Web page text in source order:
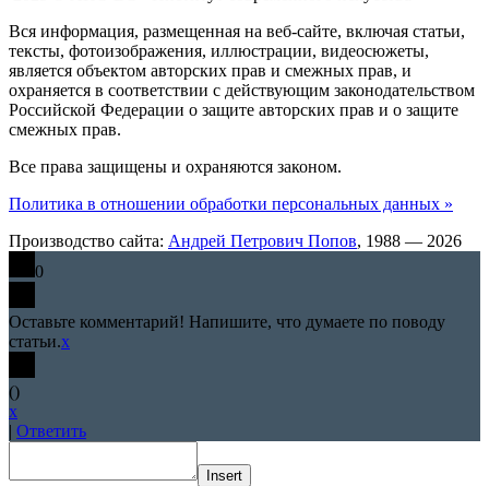
Вся информация, размещенная на веб-сайте, включая статьи,
тексты, фотоизображения, иллюстрации, видеосюжеты,
является объектом авторских прав и смежных прав, и
охраняется в соответствии с действующим законодательством
Российской Федерации о защите авторских прав и о защите
смежных прав.
Все права защищены и охраняются законом.
Политика в отношении обработки персональных данных »
Производство сайта: Андрей Петрович Попов, 1988 — 2026
0
Оставьте комментарий! Напишите, что думаете по поводу
статьи.x
()
x
| Ответить
Insert